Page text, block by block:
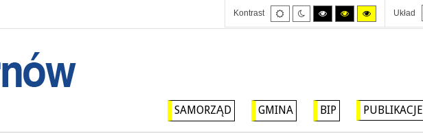
Kontrast
Tryb
domyślny
Tryb
nocny
Tryb
wysokiego
kontrastu
Tryb
wysokiego
kontrastu
Tryb
wysokiego
kontrastu
Układ
SAMORZĄD GMINA BIP PUBLIKACJE